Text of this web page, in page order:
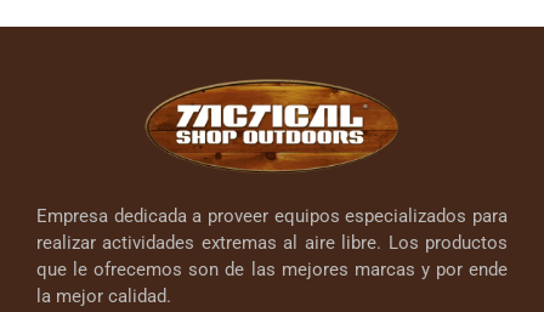
Empresa dedicada a proveer equipos especializados para
realizar actividades extremas al aire libre. Los productos
que le ofrecemos son de las mejores marcas y por ende
la mejor calidad.